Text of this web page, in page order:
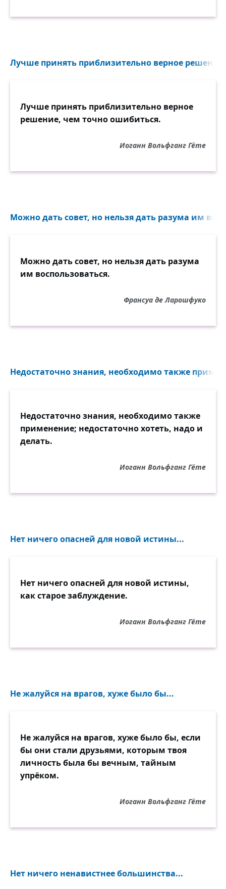
Лучше принять приблизительно верное
Лучше принять приблизительно верное
решение, чем точно ошибиться.
Иоганн Вольфганг Гёте
Можно дать совет, но нельзя дать разума им
Можно дать совет, но нельзя дать разума
им воспользоваться.
Франсуа де Ларошфуко
Недостаточно знания, необходимо также
Недостаточно знания, необходимо также
применение; недостаточно хотеть, надо и
делать.
Иоганн Вольфганг Гёте
Нет ничего опасней для новой истины...
Нет ничего опасней для новой истины,
как старое заблуждение.
Иоганн Вольфганг Гёте
Не жалуйся на врагов, хуже было бы...
Не жалуйся на врагов, хуже было бы, если
бы они стали друзьями, которым твоя
личность была бы вечным, тайным
упрёком.
Иоганн Вольфганг Гёте
Нет ничего ненавистнее большинства...